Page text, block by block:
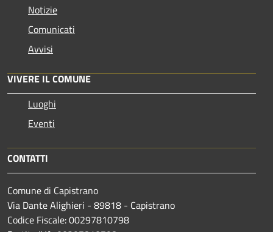
Notizie
Comunicati
Avvisi
VIVERE IL COMUNE
Luoghi
Eventi
CONTATTI
Comune di Capistrano
Via Dante Alighieri - 89818 - Capistrano
Codice Fiscale: 00297810798